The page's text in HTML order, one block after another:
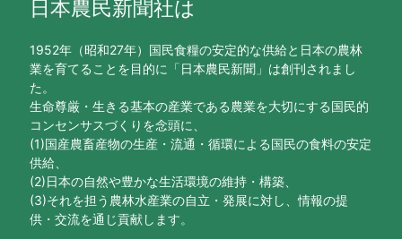
日本農民新聞社は
1952年（昭和27年）国民食糧の安定的な供給と日本の農林
業を育てることを目的に「日本農民新聞」は創刊されまし
た。
生命尊厳・生きる基本の産業である農業を大切にする国民的
コンセンサスづくりを念頭に、
(1)国産農畜産物の生産・流通・循環による国民の食料の安定
供給、
(2)日本の自然や豊かな生活環境の維持・構築、
(3)それを担う農林水産業の自立・発展に対し、情報の提
供・交流を通じ貢献します。